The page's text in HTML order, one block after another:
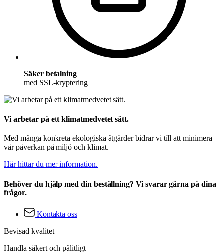
Säker betalning
med SSL-kryptering
Vi arbetar på ett klimatmedvetet sätt.
Med många konkreta ekologiska åtgärder bidrar vi till att minimera
vår påverkan på miljö och klimat.
Här hittar du mer information.
Behöver du hjälp med din beställning? Vi svarar gärna på dina
frågor.
Kontakta oss
Bevisad kvalitet
Handla säkert och pålitligt